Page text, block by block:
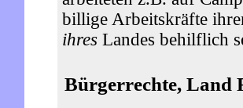
billige Arbeitskräfte
ihres Landes behilflich
Bürgerrechte, Land